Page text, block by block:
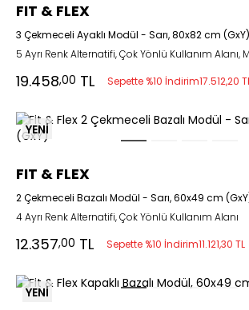
FIT & FLEX
3 Çekmeceli Ayaklı Modül - Sarı, 80x82 cm (GxY)
5 Ayrı Renk Alternatifi, Çok Yönlü Kullanım Alanı,
19.458,00 TL Sepette %10 İndirim17.512,20
YENİ
FIT & FLEX
2 Çekmeceli Bazalı Modül - Sarı, 60x49 cm
4 Ayrı Renk Alternatifi, Çok Yönlü Kullanım Alanı
12.357,00 TL Sepette %10 İndirim11.121,30 TL
YENİ